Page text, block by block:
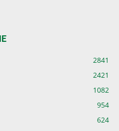
2841
2421
1082
954
624